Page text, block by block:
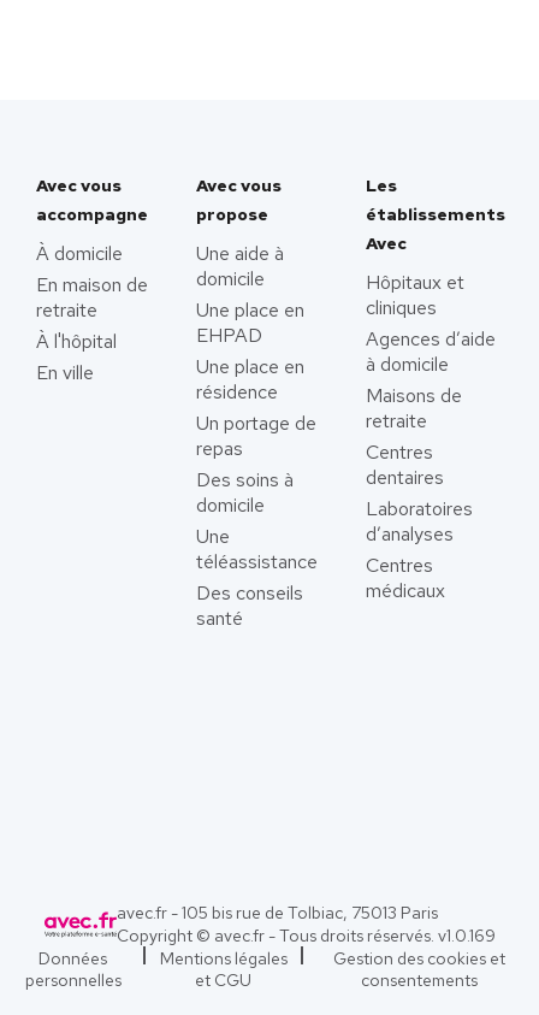
Avec vous
accompagne
À domicile
En maison de
retraite
À l'hôpital
En ville
Avec vous
propose
Une aide à
domicile
Une place en
EHPAD
Une place en
résidence
Un portage de
repas
Des soins à
domicile
Une
téléassistance
Des conseils
santé
Les
établissements
Avec
Hôpitaux et
cliniques
Agences d’aide
à domicile
Maisons de
retraite
Centres
dentaires
Laboratoires
d’analyses
Centres
médicaux
avec.fr - 105 bis rue de Tolbiac, 75013 Paris
Copyright © avec.fr - Tous droits réservés. v1.0.169
Données
personnelles
Mentions légales
et CGU
Gestion des cookies et
consentements